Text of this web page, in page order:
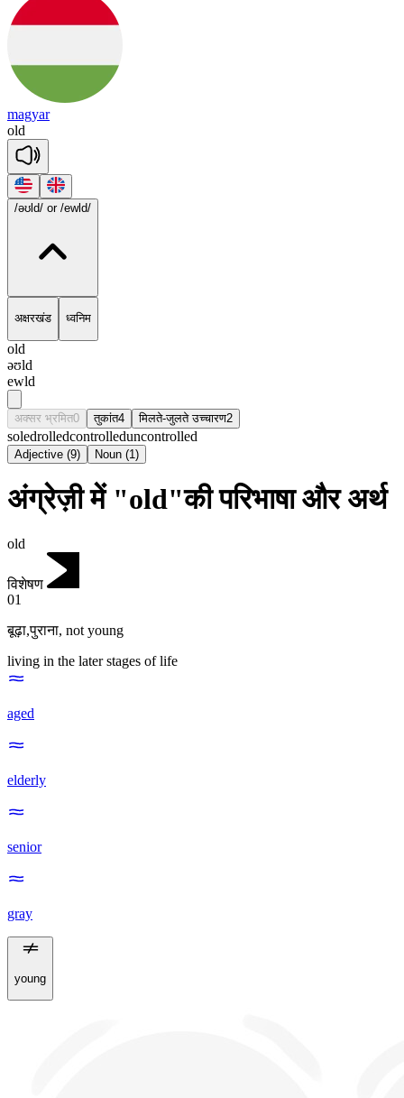
magyar
old
/əʊld/ or /ewld/
अक्षरखंड ध्वनिम
old
əʊld
ewld
अक्सर भ्रमित0 तुकांत4 मिलते-जुलते उच्चारण2
soledrolledcontrolleduncontrolled
Adjective (9) Noun (1)
अंग्रेज़ी में "old"की परिभाषा और अर्थ
old
विशेषण
01
बूढ़ा,पुराना, not young
living in the later stages of life
aged
elderly
senior
gray
young